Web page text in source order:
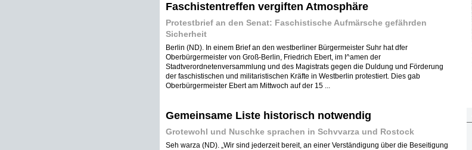
Faschistentreffen vergiften Atmosphäre
Protestbrief an den Senat: Faschistische Aufmärsche gefährden
Sicherheit
Berlin (ND). In einem Brief an den westberliner Bürgermeister Suhr hat dfer
Oberbürgermeister von Groß-Berlin, Friedrich Ebert, im I^amen der
Stadtverordnetenversammlung und des Magistrats gegen die Duldung und Förderung
der faschistischen und militaristischen Kräfte in Westberlin protestiert. Dies gab
Oberbürgermeister Ebert am Mittwoch auf der 15 ...
Gemeinsame Liste historisch notwendig
Grotewohl und Nuschke sprachen in Schvvarza und Rostock
Seh warza (ND). „Wir sind jederzeit bereit, an einer Verständigung über die Beseitigung